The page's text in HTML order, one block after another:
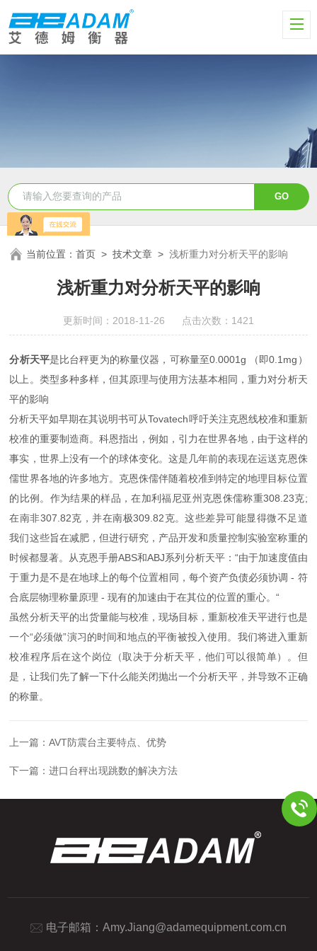
当前位置：首页 >技术文章 >浅析重力对分析天平的影响
浅析重力对分析天平的影响
更新时间：2018-11-26 点击次数：1421
分析天平是比台秤更为的称量仪器，可称量至0.0001g （即0.1mg）
以上。类型多种多样，但其原理与使用方法基本相同，重力对分析天
平的影响
分析天平如早期在其说明书可从Tovatech呼吁关注克恩线校准和重新
校准的重要制造商。科恩指出，例如，引力在世界各地，由于这样的
事实，世界上没有一个的球体变化。这是几年前的表现在运送克恩侏
儒世界各地的许多地方。克恩侏儒伴随着校准到特定的地理目标位置
的比例。作为结果的样品，在加利福尼亚州克恩侏儒称重308.23克;
在南非307.82克，并在南极309.82克。这些差异可能显得微不足道
我们这些旨在减肥，但进行研究，产品开发和质量控制实验室称重的
时候都显著。从克恩手册ABS和ABJ系列分析天平：“由于加速度值由
于重力是不是在地球上的每个位置相同，每个资产负债必须协调 - 符
合底层物理称量原理 - 现有的加速由于在其位的位置的重心。“
虽然分析天平的出货量能与校准，现场目标，重新校准天平进行也是
一个“必须做”演习的时间和地点的平衡被投入使用。我们将进入重新
校准程序后在这个岗位（取决于分析天平，他们可以很简单）。但
是，让我们先了解一下什么能关闭抛出一个分析天平，并导致不正确
的称量。
上一篇：AVT防震台主要特点、优势
下一篇：进口台秤出现跳数的解决方法
电子邮箱： Amy.Jiang@adamequipment.com.cn